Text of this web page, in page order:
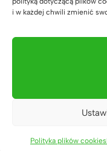
i w każdej chwili zmienić
Polityka plików cookies
adwokackiej
31 lipca 2026